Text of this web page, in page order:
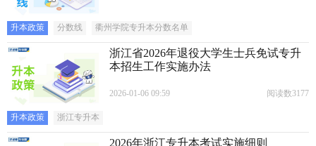
升本政策 分数线 衢州学院专升本分数名单
浙江省2026年退役大学生士兵免试专升
本招生工作实施办法
2026-01-06 09:59 阅读数3177
升本政策 浙江专升本
2026年浙江专升本考试实施细则